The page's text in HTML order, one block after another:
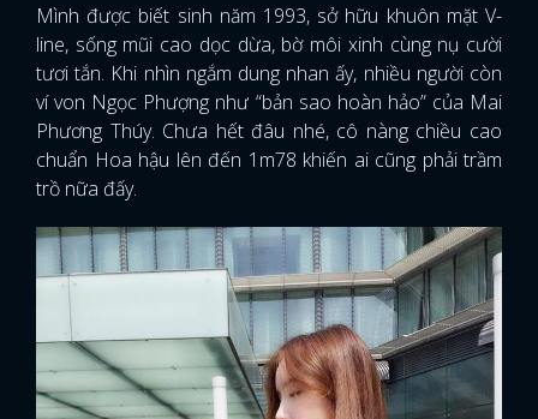
Mình được biết sinh năm 1993, sở hữu khuôn mặt V-
line, sống mũi cao dọc dừa, bờ môi xinh cùng nụ cười
tươi tắn. Khi nhìn ngắm dung nhan ấy, nhiều người còn
ví von Ngọc Phượng như “bản sao hoàn hảo” của Mai
Phương Thúy. Chưa hết đâu nhé, cô nàng chiều cao
chuẩn Hoa hậu lên đến 1m78 khiến ai cũng phải trầm
trồ nữa đấy.